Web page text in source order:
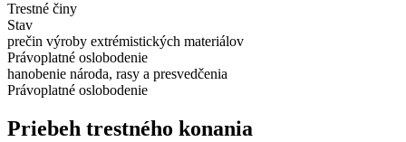
Trestné činy
Stav
prečin výroby extrémistických materiálov
Právoplatné oslobodenie
hanobenie národa, rasy a presvedčenia
Právoplatné oslobodenie
Priebeh trestného konania